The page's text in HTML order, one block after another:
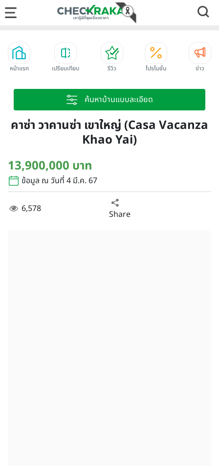
หน้าแรก เปรียบเทียบ รีวิว โปรโมชั่น ข่าว
ค้นหาบ้านแบบละเอียด
คาซ่า วาคานซ่า เขาใหญ่ (Casa Vacanza
Khao Yai)
13,900,000 บาท
ข้อมูล ณ วันที่ 4 มี.ค. 67
6,578 Share